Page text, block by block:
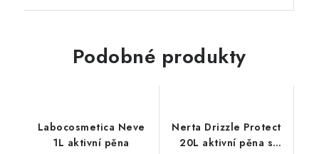
Podobné produkty
Labocosmetica Neve
1L aktivní pěna
Nerta Drizzle Protect
20L aktivní pěna s